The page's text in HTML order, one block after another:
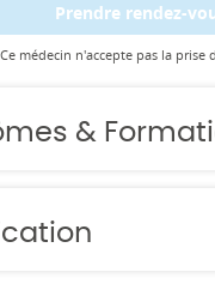
Prendre rendez-
Ce médecin n'accepte pas la prise
&